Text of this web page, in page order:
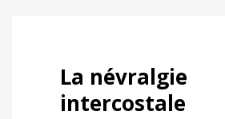
La névralgie
intercostale